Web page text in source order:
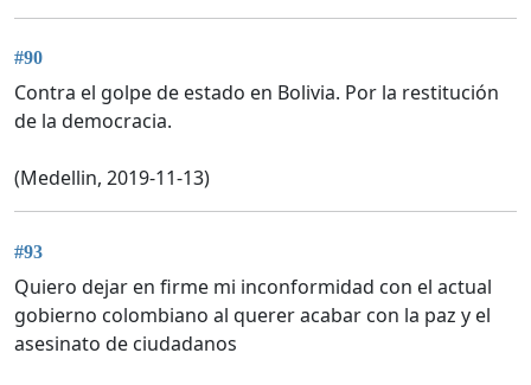
#90
Contra el golpe de estado en Bolivia. Por la restitución
de la democracia.
(Medellin, 2019-11-13)
#93
Quiero dejar en firme mi inconformidad con el actual
gobierno colombiano al querer acabar con la paz y el
asesinato de ciudadanos